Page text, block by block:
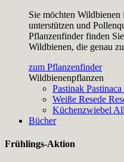
Sie möchten
unterstützen und
Pflanzenfinder finden
Wildbienen, die genau
zum Pflanzenfinder
Wildbienenpflanzen
Pastinak Pastinaca
Weiße Resede
Küchenzwiebel
Bücher
Frühlings-Aktion